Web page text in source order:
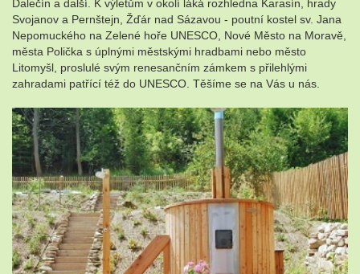
Dalečín a další. K výletům v okolí láká rozhledna Karasín, hrady
Svojanov a Pernštejn, Žďár nad Sázavou - poutní kostel sv. Jana
Nepomuckého na Zelené hoře UNESCO, Nové Město na Moravě,
města Polička s úplnými městskými hradbami nebo město
Litomyšl, proslulé svým renesančním zámkem s přilehlými
zahradami patřící též do UNESCO. Těšíme se na Vás u nás.